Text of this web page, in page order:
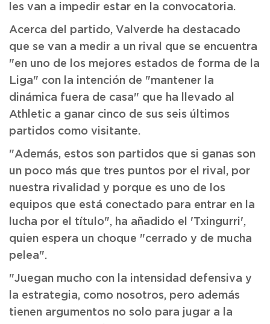
les van a impedir estar en la convocatoria.
Acerca del partido, Valverde ha destacado
que se van a medir a un rival que se encuentra
"en uno de los mejores estados de forma de la
Liga" con la intención de "mantener la
dinámica fuera de casa" que ha llevado al
Athletic a ganar cinco de sus seis últimos
partidos como visitante.
"Además, estos son partidos que si ganas son
un poco más que tres puntos por el rival, por
nuestra rivalidad y porque es uno de los
equipos que está conectado para entrar en la
lucha por el título", ha añadido el 'Txingurri',
quien espera un choque "cerrado y de mucha
pelea".
"Juegan mucho con la intensidad defensiva y
la estrategia, como nosotros, pero además
tienen argumentos no solo para jugar a la